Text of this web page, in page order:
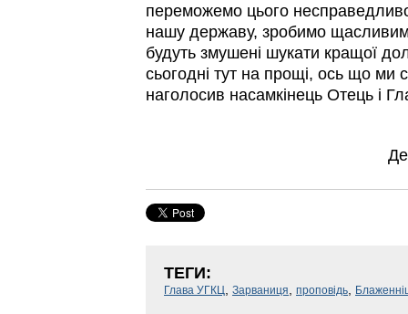
переможемо цього
нашу державу, зробимо
будуть змушені шукати кращої
сьогодні тут на прощі, ось що ми
наголосив насамкінець Отець і
ТЕГИ:
Глава УГКЦ Зарваниця проповідь